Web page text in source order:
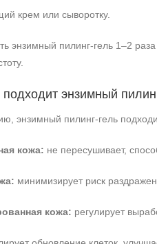
крем или сыворотку.
энзимный пилинг‑гель 1–2
энзимный
энзимный пилинг‑гель
кожа: не пересушивает,
минимизирует риск
кожа: регулирует